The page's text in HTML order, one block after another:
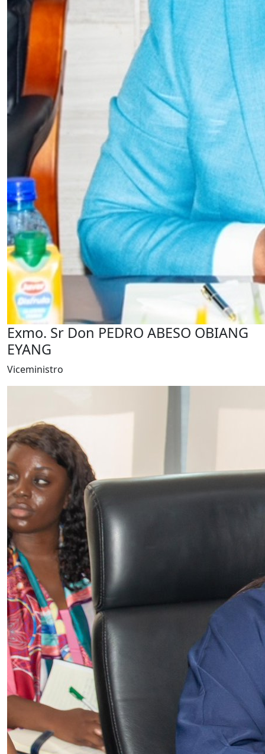
Exmo. Sr Don PEDRO ABESO OBIANG
EYANG
Viceministro